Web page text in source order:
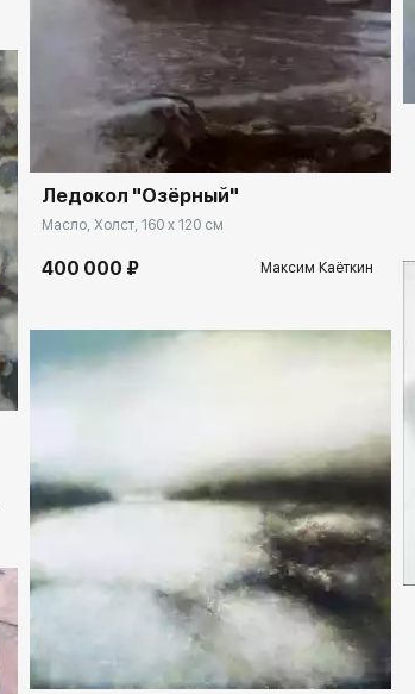
Домен: ekb.rakovgallery.ru
Ледокол "Озёрный"
Масло, Холст, 160 x 120 см
400 000 ₽ Максим Каёткин
ekb.rakovgallery.ru